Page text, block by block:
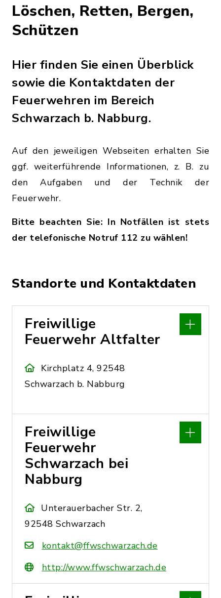
Löschen, Retten, Bergen,
Schützen
Hier finden Sie einen Überblick
sowie die Kontaktdaten der
Feuerwehren im Bereich
Schwarzach b. Nabburg.
Auf den jeweiligen Webseiten erhalten Sie
ggf. weiterführende Informationen, z. B. zu
den Aufgaben und der Technik der
Feuerwehr.
Bitte beachten Sie: In Notfällen ist stets
der telefonische Notruf 112 zu wählen!
Standorte und Kontaktdaten
Freiwillige
Feuerwehr Altfalter
Kirchplatz 4, 92548
Schwarzach b. Nabburg
Freiwillige
Feuerwehr
Schwarzach bei
Nabburg
Unterauerbacher Str. 2,
92548 Schwarzach
kontakt@ffwschwarzach.de
http://www.ffwschwarzach.de